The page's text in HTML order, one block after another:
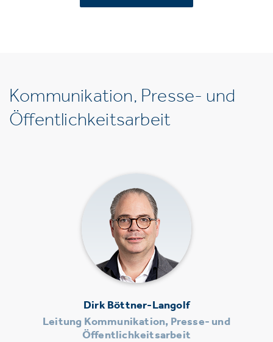
Kommunikation, Presse- und
Öffentlichkeitsarbeit
Dirk Böttner-Langolf
Leitung Kommunikation, Presse- und
Öffentlichkeitsarbeit